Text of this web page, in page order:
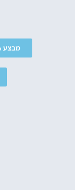
מבצע 15% הנחה ב-Booking.com